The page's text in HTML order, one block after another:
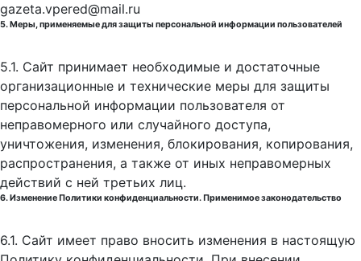
gazeta.vpered@mail.ru
5. Меры, применяемые для защиты персональной информации пользователей
5.1. Сайт принимает необходимые и достаточные
организационные и технические меры для защиты
персональной информации пользователя от
неправомерного или случайного доступа,
уничтожения, изменения, блокирования, копирования,
распространения, а также от иных неправомерных
действий с ней третьих лиц.
6. Изменение Политики конфиденциальности. Применимое законодательство
6.1. Сайт имеет право вносить изменения в настоящую